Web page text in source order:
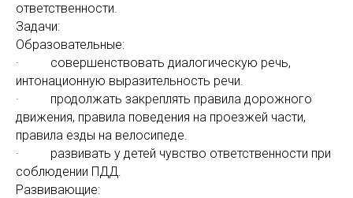
ответственности.
Задачи:
Образовательные:
· совершенствовать диалогическую речь,
интонационную выразительность речи.
· продолжать закреплять правила дорожного
движения, правила поведения на проезжей части,
правила езды на велосипеде.
· развивать у детей чувство ответственности при
соблюдении ПДД.
Развивающие: